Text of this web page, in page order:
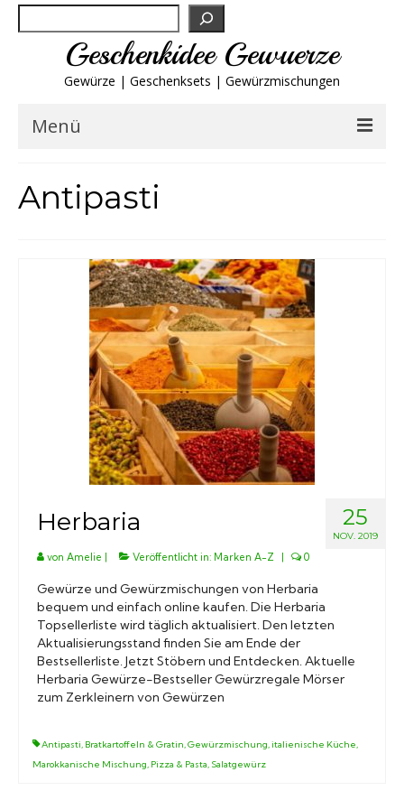
Geschenkidee Gewuerze
Gewürze | Geschenksets | Gewürzmischungen
Menü
Gewürzgläser
Gewürzregal
Grillgewürze
Marken A-Z
Bücher
Antipasti
25
NOV. 2019
Herbaria
von Amelie Veröffentlicht in: Marken A-Z 0
Gewürze und Gewürzmischungen von Herbaria
bequem und einfach online kaufen. Die Herbaria
Topsellerliste wird täglich aktualisiert. Den letzten
Aktualisierungsstand finden Sie am Ende der
Bestsellerliste. Jetzt Stöbern und Entdecken. Aktuelle
Herbaria Gewürze-Bestseller Gewürzregale Mörser
zum Zerkleinern von Gewürzen
Antipasti, Bratkartoffeln & Gratin,Gewürzmischung,italienische Küche,
Marokkanische Mischung, Pizza & Pasta, Salatgewürz